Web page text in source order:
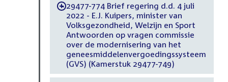
-29477-774 Brief regering d.d. 4 juli
2022 - E.J. Kuipers, minister van
Volksgezondheid, Welzijn en Sport
Antwoorden op vragen commissie
over de modernisering van het
geneesmiddelenvergoedingssysteem
(GVS) (Kamerstuk 29477-749)